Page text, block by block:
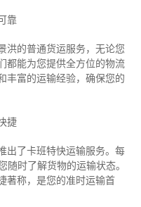
靠
洪的普通货运服务，无论您
都能为您提供全方位的物流
丰富的运输经验，确保您的
捷
出了卡班特快运输服务。每
随时了解货物的运输状态。
著称，是您的准时运输首